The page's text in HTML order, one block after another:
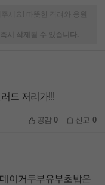
세요! 따뜻한 격려와 응원
시 삭제될 수 있습니다.
드 저리가!!!
공감0 신고 0
이거두부유부초밥은